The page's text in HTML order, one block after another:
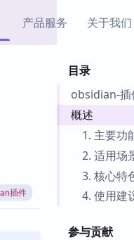
产品服务 关于我们
目录
obsidian-
概述
1. 主要功
2. 适用场
3. 核心特
4. 使用建
参与贡献
插件